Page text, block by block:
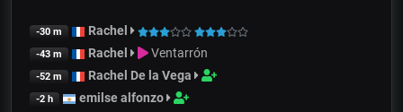
-30 m Rachel
-43 m Rachel Ventarrón
-52 m Rachel De la Vega
-2 h emilse alfonzo